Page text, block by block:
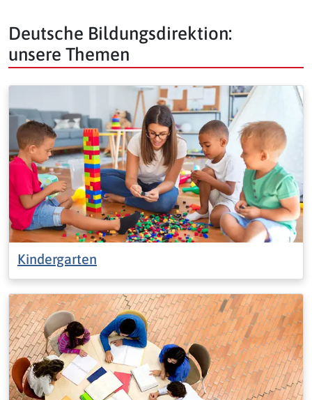
Deutsche Bildungsdirektion:
unsere Themen
Kindergarten